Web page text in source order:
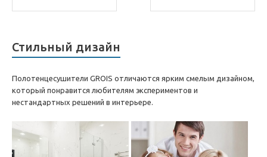
Стильный дизайн
Полотенцесушители GROIS отличаются ярким смелым дизайном,
который понравится любителям экспериментов и
нестандартных решений в интерьере.